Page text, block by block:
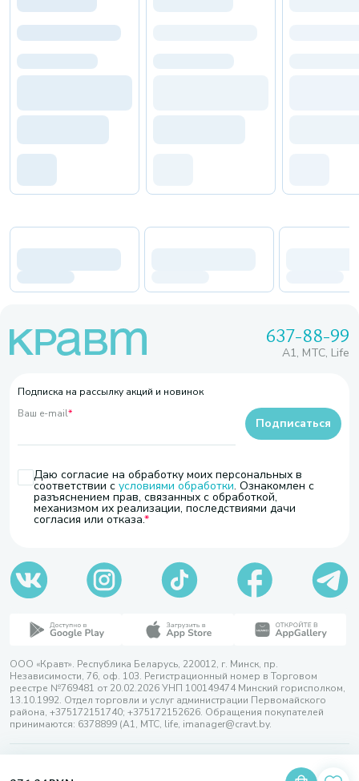
637-88-99
A1, МТС, Life
Подписка на рассылку акций и новинок
Ваш e-mail*
Даю согласие на обработку моих персональных в
соответствии с условиями обработки. Ознакомлен с
разъяснением прав, связанных с обработкой,
механизмом их реализации, последствиями дачи
согласия или отказа.
Подписаться
ООО «Кравт». Республика Беларусь, 220012, г. Минск, пр.
Независимости, 76, оф. 103. Регистрационный номер в Торговом
реестре №769481 от 20.02.2026 УНП 100149474 Минский горисполком,
13.10.1992. Отдел торговли и услуг администрации Первомайского
района, +375172151740; +375172152626. Обращения покупателей
принимаются: 6378899 (А1, МТС, life, imanager@cravt.by.